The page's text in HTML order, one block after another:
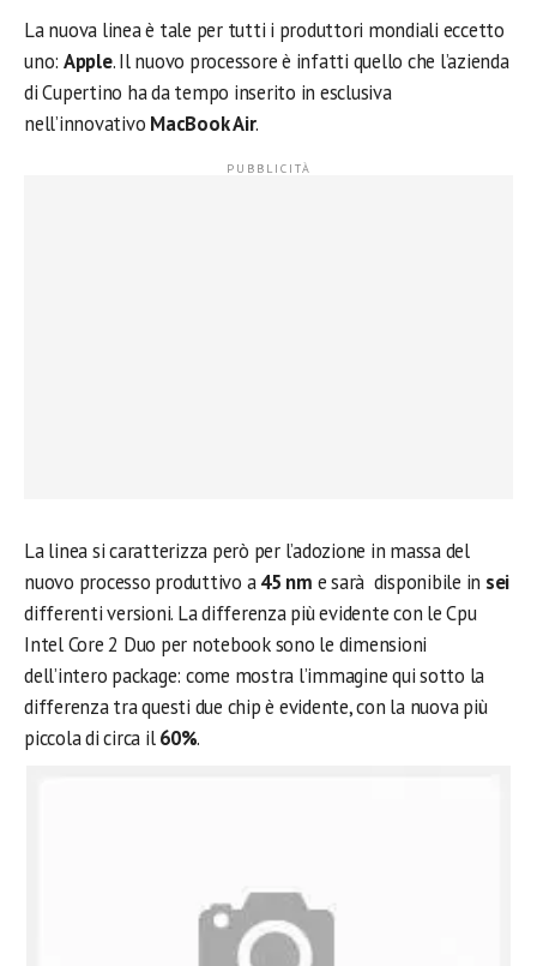
La nuova linea è tale per tutti i produttori mondiali eccetto
uno: Apple. Il nuovo processore è infatti quello che l’azienda
di Cupertino ha da tempo inserito in esclusiva
nell’innovativo MacBook Air.
La linea si caratterizza però per l’adozione in massa del
nuovo processo produttivo a45 nm e sarà disponibile in sei
differenti versioni. La differenza più evidente con le Cpu
Intel Core 2 Duo per notebook sono le dimensioni
dell’intero package: come mostra l’immagine qui sotto la
differenza tra questi due chip è evidente, con la nuova più
piccola di circa il60%.